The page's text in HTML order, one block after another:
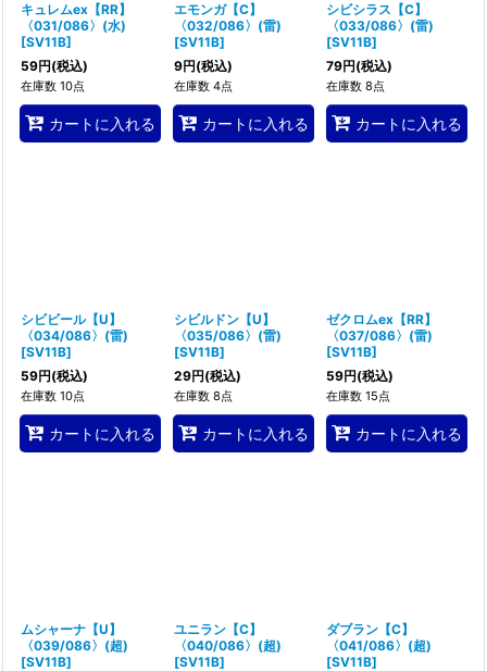
キュレムex【RR】
〈031/086〉(水)
[SV11B]
59円(税込)
在庫数 10点
カートに入れる
エモンガ【C】
〈032/086〉(雷)
[SV11B]
9円(税込)
在庫数 4点
カートに入れる
シビシラス【C】
〈033/086〉(雷)
[SV11B]
79円(税込)
在庫数 8点
カートに入れる
シビビール【U】
〈034/086〉(雷)
[SV11B]
59円(税込)
在庫数 10点
カートに入れる
シビルドン【U】
〈035/086〉(雷)
[SV11B]
29円(税込)
在庫数 8点
カートに入れる
ゼクロムex【RR】
〈037/086〉(雷)
[SV11B]
59円(税込)
在庫数 15点
カートに入れる
ムシャーナ【U】
〈039/086〉(超)
[SV11B]
ユニラン【C】
〈040/086〉(超)
[SV11B]
ダブラン【C】
〈041/086〉(超)
[SV11B]